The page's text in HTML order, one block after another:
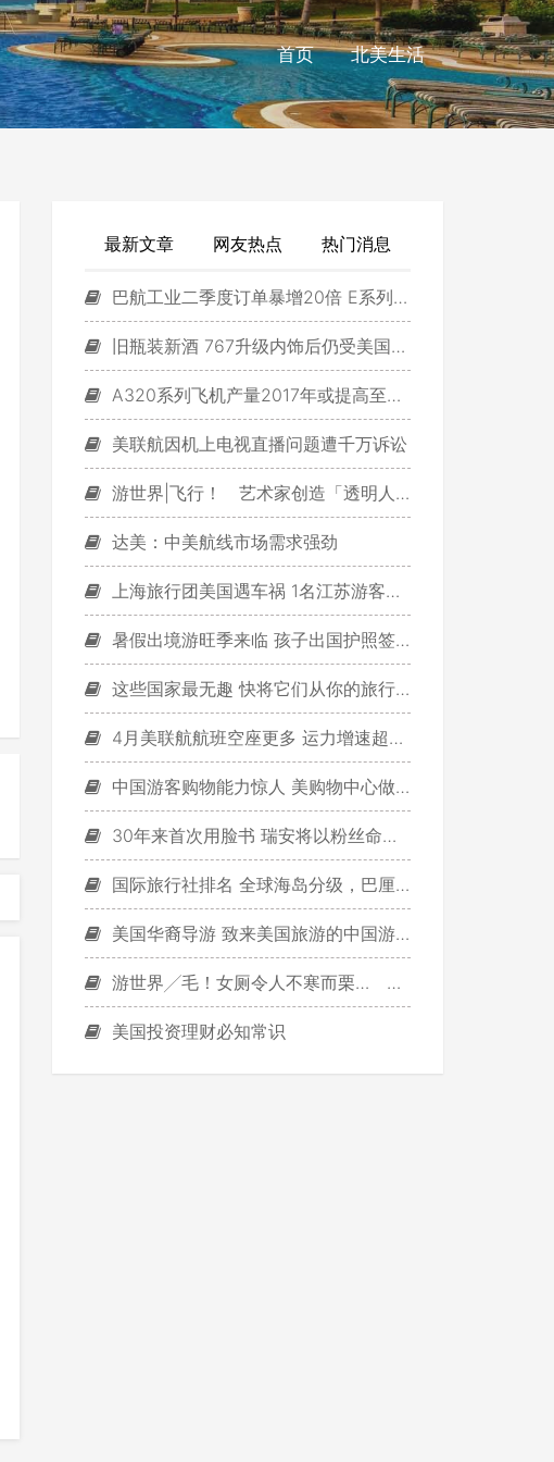
首页 北美生活
最新文章 网友热点 热门消息
巴航工业二季度订单暴增20倍 E系列飞机大卖
旧瓶装新酒 767升级内饰后仍受美国旅客垂青
A320系列飞机产量2017年或提高至每月50架
美联航因机上电视直播问题遭千万诉讼
游世界|飞行！ 艺术家创造「透明人」翱翔天际
达美：中美航线市场需求强劲
上海旅行团美国遇车祸 1名江苏游客死亡[综合报道]
暑假出境游旺季来临 孩子出国护照签证怎么办？
这些国家最无趣 快将它们从你的旅行清单上删除
4月美联航航班空座更多 运力增速超过客运量
中国游客购物能力惊人 美购物中心做足准备迎接
30年来首次用脸书 瑞安将以粉丝命名飞机
国际旅行社排名 全球海岛分级，巴厘岛仅排名第14？
美国华裔导游 致来美国旅游的中国游客
游世界╱毛！女厕令人不寒而栗… 加拿大5猛鬼胜地～
美国投资理财必知常识